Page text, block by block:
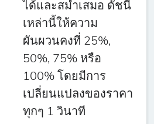
ได้และสม่ำเสมอ ดัชนี
เหล่านี้ให้ความ
ผันผวนคงที่ 25%,
50%, 75% หรือ
100% โดยมีการ
เปลี่ยนแปลงของราคา
ทุกๆ 1 วินาที